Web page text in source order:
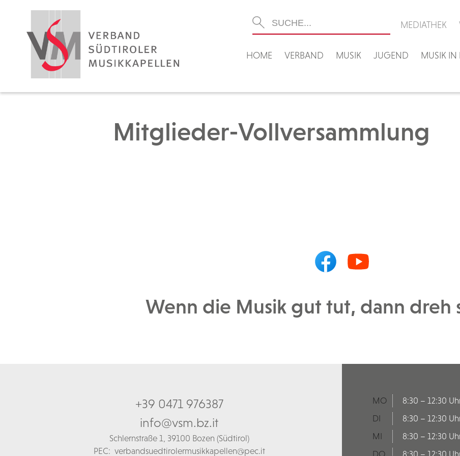
HOME VERBAND MUSIK JUGEND MUSIK
MEDIATHEK
Mitglieder-Vollversammlung
Wenn die Musik gut tut, dann dreh
+39 0471 976387
info@vsm.bz.it
Schlernstraße 1, 39100 Bozen (Südtirol)
PEC: verbandsuedtirolermusikkapellen@pec.it
MO
8:30 – 12:30
DI
8:30 – 12:30
MI
8:30 – 12:30
DO
8:30 – 12:30